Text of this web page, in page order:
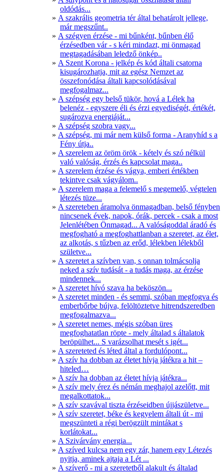
oldódás...
A szakrális geometria tér által behatárolt jellege,
már megszűnt..
A szégyen érzése - mi bűnként, bűnben élő
érzésedben vár - s kéri mindazt, mi önmagad
megtagadásában leledző önkép..
A Szent Korona - jelkép és kód általi csatorna
kisugározhatja, mit az egész Nemzet az
összefonódása általi kapcsolódásával
megfogalmaz...
A szépség egy belső tükör, hová a Lélek ha
belenéz - egyszere éli és érzi egyediségét, értékét,
sugározva energiáját...
A szépség szobra vagy...
A szépség, mi már nem külső forma - Aranyhíd s a
Fény útja..
A szerelem az öröm örök - kétely és szó nélkül
való valóság, érzés és kapcsolat maga..
A szerelem érzése és vágya, emberi értékben
tekintve csak vágyálom..
A szerelem maga a felemelő s megemelő, végtelen
létezés tüze...
A szereteben áramolva önmagadban, belső fényben
nincsenek évek, napok, órák, percek - csak a most
Jelenlétében Önmagad... A valóságoddal áradó és
megfogható a megfoghattlanban a szeretet, az élet,
az alkotás, s tűzben az erőd, lélekben lélekből
születve...
A szeretet a szívben van, s onnan tolmácsolja
neked a szív tudását - a tudás maga, az érzése
mindennek...
A szeretet hívó szava ha beköszön...
A szeretet minden - és semmi, szóban megfogva és
emberbőrbe bújva, felöltöztetve hitrendszeredben
megfogalmazva...
A szeretet nemes, mégis szóban üres
megfoghatatlan röpte - mely általad s általatok
beröpülhet... S varázsolhat mesét s igét...
A szereteted és léted által a fordulópont...
A szív ha dobban az életet hívja játékra a hit –
hiteled…
A szív ha dobban az életet hívja játékra...
A szív mely érez és némán meghajol azelőtt, mit
megalkottatok...
A szív szavával tiszta érzéseidben újjászületve...
A szív szeretet, béke és kegyelem általi út - mi
megszünteti a régi berögzült mintákat s
korlátokat...
A Szivárvány energia...
A szíved kulcsa nem egy zár, hanem egy Létezés
nyitja, aminek ajtaja a Lét ...
A szíverő - mi a szeretetből alakult és általad